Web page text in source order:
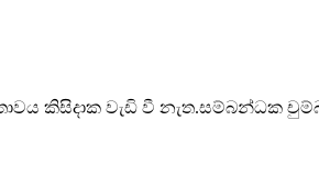
කිසිදාක වැඩි වී නැත.සම්බන්ධක